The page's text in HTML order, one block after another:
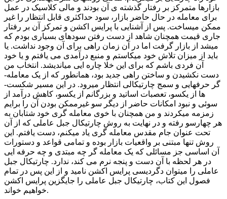
بازارها متمرکز بر رفتار گذشته­ ی آن بودند و مالی کلاسیک در عمل
برای معامله در حال حاضر بازار، سود حداکثری قابل انتظار را غیر
ممکن می­ساخت. پس از آشنایی با پرایس اکشن و تمرکز آن بر رفتار
جاری قیمت همچنان شاهد از دست رفتن سودهای بسیاری بودم که
می­شد از بازار گرفت اما در آن زمان راهی برای آن وجود نداشت. یا
باید از میزان تلاش خود می­کاستم و منبع درآمدی می­ یافتم و یا خود
آن فردی باشم که برای این خلا چاره ­ایی می­اندیشد. انتخاب من
دست نکشیدن و ساختن راهی جدید بود، همانطور که از یک معامله­
گر حرفه­ایی و سمج چارتیکالی انتظار می­رود. در این مسیر شکست­
ها از یکسو، تعصبات اساتید و بزرگانم از یکسو، کاهش درآمد از
سوئی و نبود امکانات حاضر از دیگر سو غیرممکن بودن آن را برایم
زمزمه می­کردند و من همچنان با خوی معامله­ گری خود شتابان به
هر چهارسو رفته و در نهایت به روش چارتیکال جبل عاملی که از آن
تحت عنوان جام مقدس معامله­ گری یاد می­کنم، دست یافتم. این
روش تنها مبتنی بر واقعیات بازار بوده و تمامی قواعد و دستورات
آن اساسی جز مسائلی که یک معامله­ گر چه مبتدی و چه حرفه ­ایی
در هر لحظه با آن دست و پنجه نرم می­ کند، ندارد. چارتیکال جبل
عاملی را می­توان دگردیسی پرایس اکشن نامید و از این پس در تمام
فصول این کتاب، چارتیکال جبل عاملی را جایگزین پرایس اکشن
خواهیم خواند.